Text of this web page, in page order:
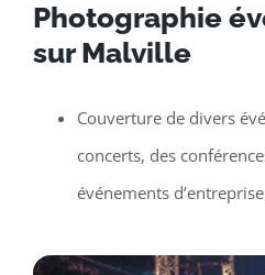
Photographie
sur Malville
Couverture de divers
concerts, des
événements